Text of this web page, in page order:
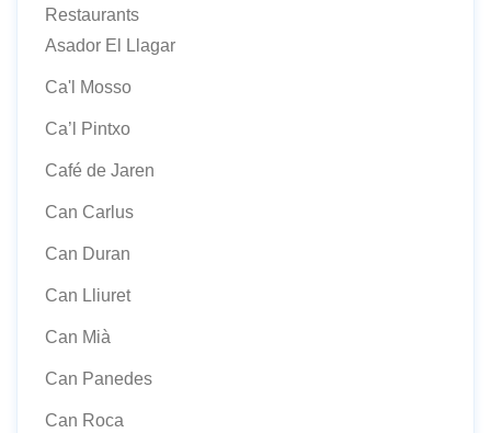
Restaurants
Asador El Llagar
Ca'l Mosso
Ca’l Pintxo
Café de Jaren
Can Carlus
Can Duran
Can Lliuret
Can Mià
Can Panedes
Can Roca